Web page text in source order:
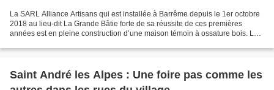
La SARL Alliance Artisans qui est installée à Barrême depuis le 1er octobre
2018 au lieu-dit La Grande Bâtie forte de sa réussite de ces premières
années est en pleine construction d’une maison témoin à ossature bois. La
Saint André les Alpes : Une foire pas comme les